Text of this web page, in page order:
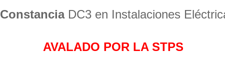
ConstanciaDC3 en Instalaciones
AVALADO POR LA STPS